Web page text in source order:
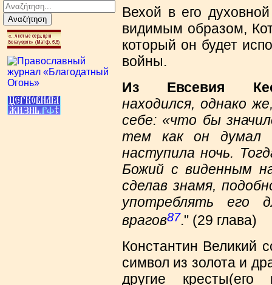
Αναζήτηση
Вехой в его
видимым образом,
который он будет
войны.
Из Евсевия
находился, однако
себе: «что бы
тем как он думал
наступила ночь.
Божий с виденным
сделав знамя,
употреблять его
врагов87." (29 глава)
Константин Великий
символ из золота и
другие